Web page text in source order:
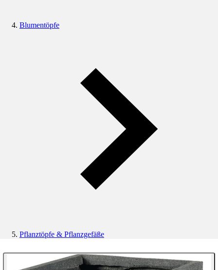
Blumentöpfe
Pflanztöpfe & Pflanzgefäße